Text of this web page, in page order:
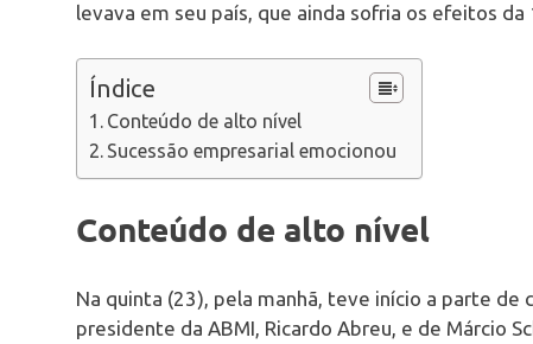
levava em seu país, que ainda sofria os efeitos da
Índice
Conteúdo de alto nível
Sucessão empresarial emocionou
Conteúdo de alto nível
Na quinta (23), pela manhã, teve início a parte de
presidente da ABMI, Ricardo Abreu, e de Márcio